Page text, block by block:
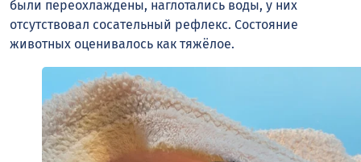
были переохлаждены, наглотались воды, у них
отсутствовал сосательный рефлекс. Состояние
животных оценивалось как тяжёлое.